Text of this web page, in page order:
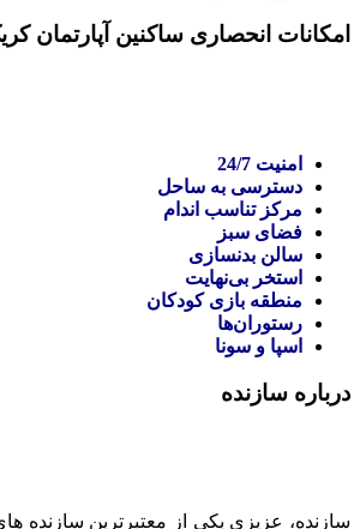
امکانات انحصاری ساکنین آپارتمان
امنیت 24/7
دسترسی به ساحل
مرکز تناسب اندام
فضای سبز
سالن بدنسازی
استخر بی‌نهایت
منطقه بازی کودکان
رستوران‌ها
اسپا و سونا
درباره سازنده
سازنده، عزیزی یکی از معتبرترین سازنده